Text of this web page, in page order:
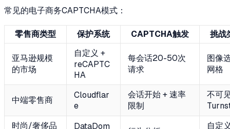
常见的电子商务CAPTCHA模式：
零售商类型 保护系统 CAPTCHA触发 挑战
亚马逊规模
的市场
自定义 +
reCAPTC
HA
每会话20-50次
请求
图像
网格
中端零售商
Cloudflar
e
会话开始 + 速率
限制
不可
时尚/奢侈品
DataDom
自定